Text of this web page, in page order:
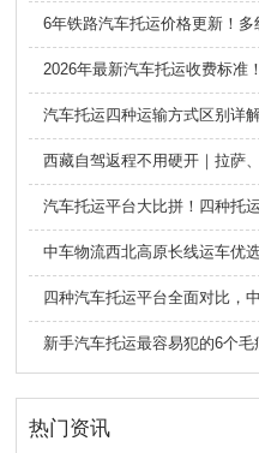
2026年最新汽车托运收费标准
汽车托运四种运输方式区别详
汽车托运平台大比拼！四种托
中车物流西北高原长线运车优
四种汽车托运平台全面对比，
新手汽车托运最容易犯的6个
热门资讯